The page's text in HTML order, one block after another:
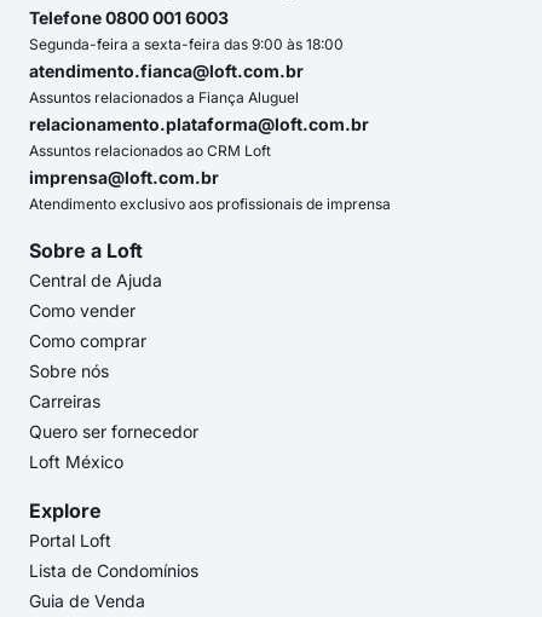
Telefone 0800 001 6003
Segunda-feira a sexta-feira das 9:00 às 18:00
atendimento.fianca@loft.com.br
Assuntos relacionados a Fiança Aluguel
relacionamento.plataforma@loft.com.br
Assuntos relacionados ao CRM Loft
imprensa@loft.com.br
Atendimento exclusivo aos profissionais de imprensa
Sobre a Loft
Central de Ajuda
Como vender
Como comprar
Sobre nós
Carreiras
Quero ser fornecedor
Loft México
Explore
Portal Loft
Lista de Condomínios
Guia de Venda